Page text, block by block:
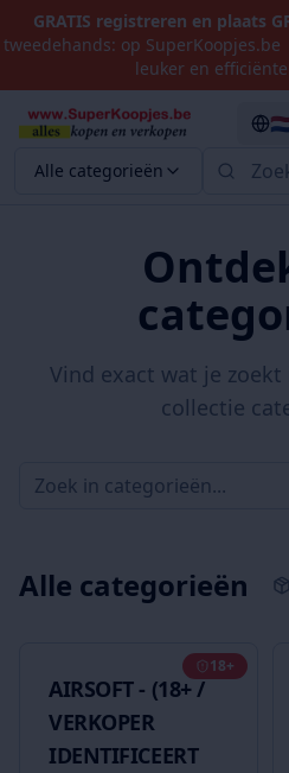
GRATIS registreren en plaats
tweedehands: op SuperKoopjes.be
leuker en
Alle categorieën
Vind exact wat je
collectie
Alle categorieën
18+
AIRSOFT - (18+ /
VERKOPER
IDENTIFICEERT